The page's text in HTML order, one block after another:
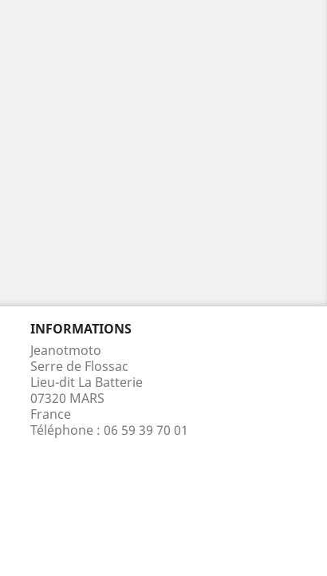
INFORMATIONS
Jeanotmoto
Serre de Flossac
Lieu-dit La Batterie
07320 MARS
France
Téléphone : 06 59 39 70 01